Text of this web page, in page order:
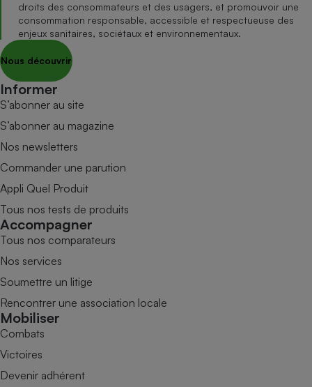
droits des consommateurs et des usagers, et promouvoir une
consommation responsable, accessible et respectueuse des
enjeux sanitaires, sociétaux et environnementaux.
Nous découvrir
Informer
S’abonner au site
S’abonner au magazine
Nos newsletters
Commander une parution
Appli Quel Produit
Tous nos tests de produits
Accompagner
Tous nos comparateurs
Nos services
Soumettre un litige
Rencontrer une association locale
Mobiliser
Combats
Victoires
Devenir adhérent